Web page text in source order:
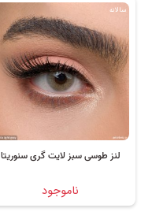
لنز طوسی سبز لایت گری سنوریتا
ناموجود
سالانه